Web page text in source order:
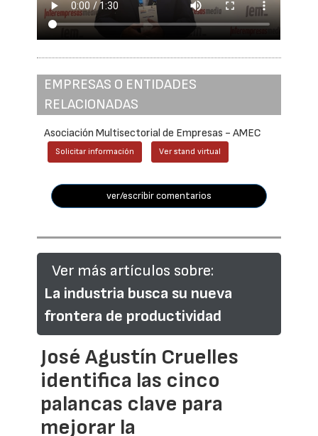
EMPRESAS O ENTIDADES
RELACIONADAS
Asociación Multisectorial de Empresas - AMEC
Solicitar información Ver stand virtual
ver/escribir comentarios
Ver más artículos sobre:
La industria busca su nueva
frontera de productividad
José Agustín Cruelles
identifica las cinco
palancas clave para
mejorar la